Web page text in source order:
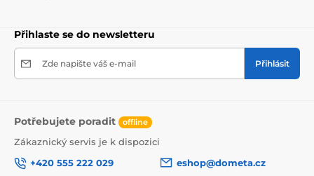
Přihlaste se do newsletteru
Zde napište váš e-mail Přihlásit
Potřebujete poradit offline
Zákaznický servis je k dispozici
+420 555 222 029
eshop@dometa.cz